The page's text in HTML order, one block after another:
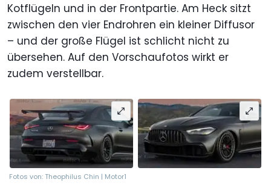
Kotflügeln und in der Frontpartie. Am Heck sitzt
zwischen den vier Endrohren ein kleiner Diffusor
– und der große Flügel ist schlicht nicht zu
übersehen. Auf den Vorschaufotos wirkt er
zudem verstellbar.
Fotos von: Theophilus Chin | Motor1